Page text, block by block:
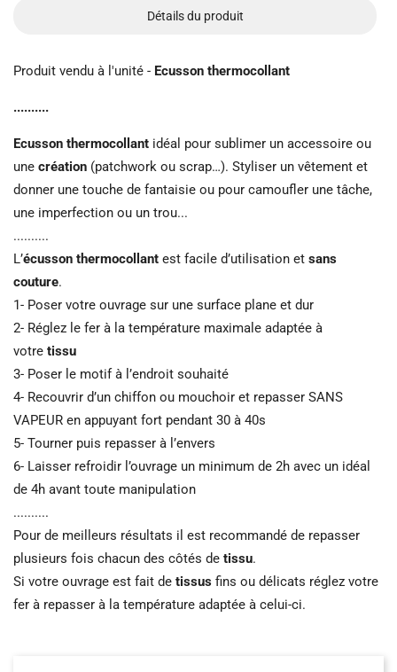
Détails du produit
Produit vendu à l'unité - Ecusson thermocollant
..........
Ecusson thermocollant idéal pour sublimer un accessoire ou
une création (patchwork ou scrap…). Styliser un vêtement et
donner une touche de fantaisie ou pour camoufler une tâche,
une imperfection ou un trou...
..........
L’écusson thermocollant est facile d’utilisation et sans
couture.
1- Poser votre ouvrage sur une surface plane et dur
2- Réglez le fer à la température maximale adaptée à
votre tissu
3- Poser le motif à l’endroit souhaité
4- Recouvrir d’un chiffon ou mouchoir et repasser SANS
VAPEUR en appuyant fort pendant 30 à 40s
5- Tourner puis repasser à l’envers
6- Laisser refroidir l’ouvrage un minimum de 2h avec un idéal
de 4h avant toute manipulation
..........
Pour de meilleurs résultats il est recommandé de repasser
plusieurs fois chacun des côtés de tissu.
Si votre ouvrage est fait de tissus fins ou délicats réglez votre
fer à repasser à la température adaptée à celui-ci.